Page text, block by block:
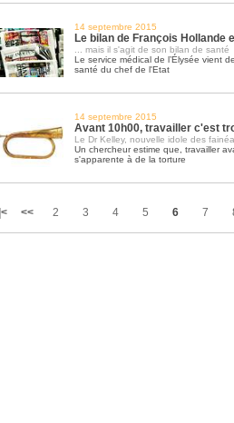
14 septembre 2015
Le bilan de François Hollande
... mais il s'agit de son bilan de santé
Le service médical de l’Élysée vient
santé du chef de l'Etat
14 septembre 2015
Avant 10h00, travailler c'est
Le Dr Kelley, nouvelle idole des
Un chercheur estime que, travailler
s'apparente à de la torture
|< << 2 3 4 5 6 7